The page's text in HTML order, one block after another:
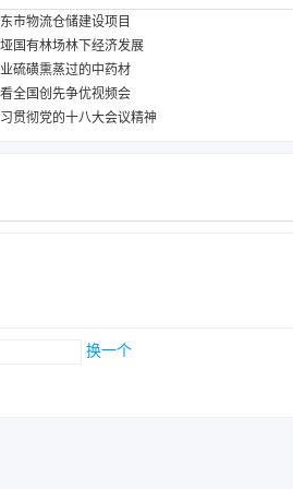
市物流仓储建设项目
国有林场林下经济发展
硫磺熏蒸过的中药材
全国创先争优视频会
贯彻党的十八大会议精神
换一个